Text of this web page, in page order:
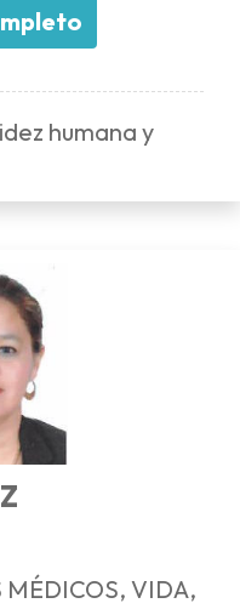
humana y
MÉDICOS, VIDA,